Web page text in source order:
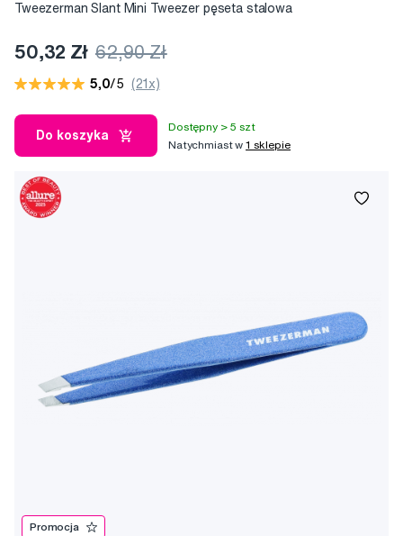
Tweezerman Slant Mini Tweezer pęseta stalowa
50,32 Zł 62,90 Zł
5,0/5 (21x)
Do koszyka
Dostępny > 5 szt
Natychmiast w1 sklepie
Promocja